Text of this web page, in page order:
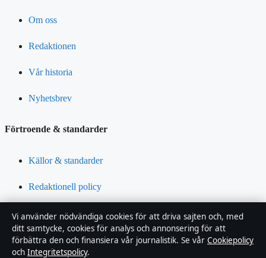
Om oss
Redaktionen
Vår historia
Nyhetsbrev
Förtroende & standarder
Källor & standarder
Redaktionell policy
Rättelsepolicy
Tillgänglighetsredogörelse
Vi använder nödvändiga cookies för att driva sajten och, med
ditt samtycke, cookies för analys och annonsering för att
förbättra den och finansiera vår journalistik. Se vår Cookiepolicy
och Integritetspolicy.